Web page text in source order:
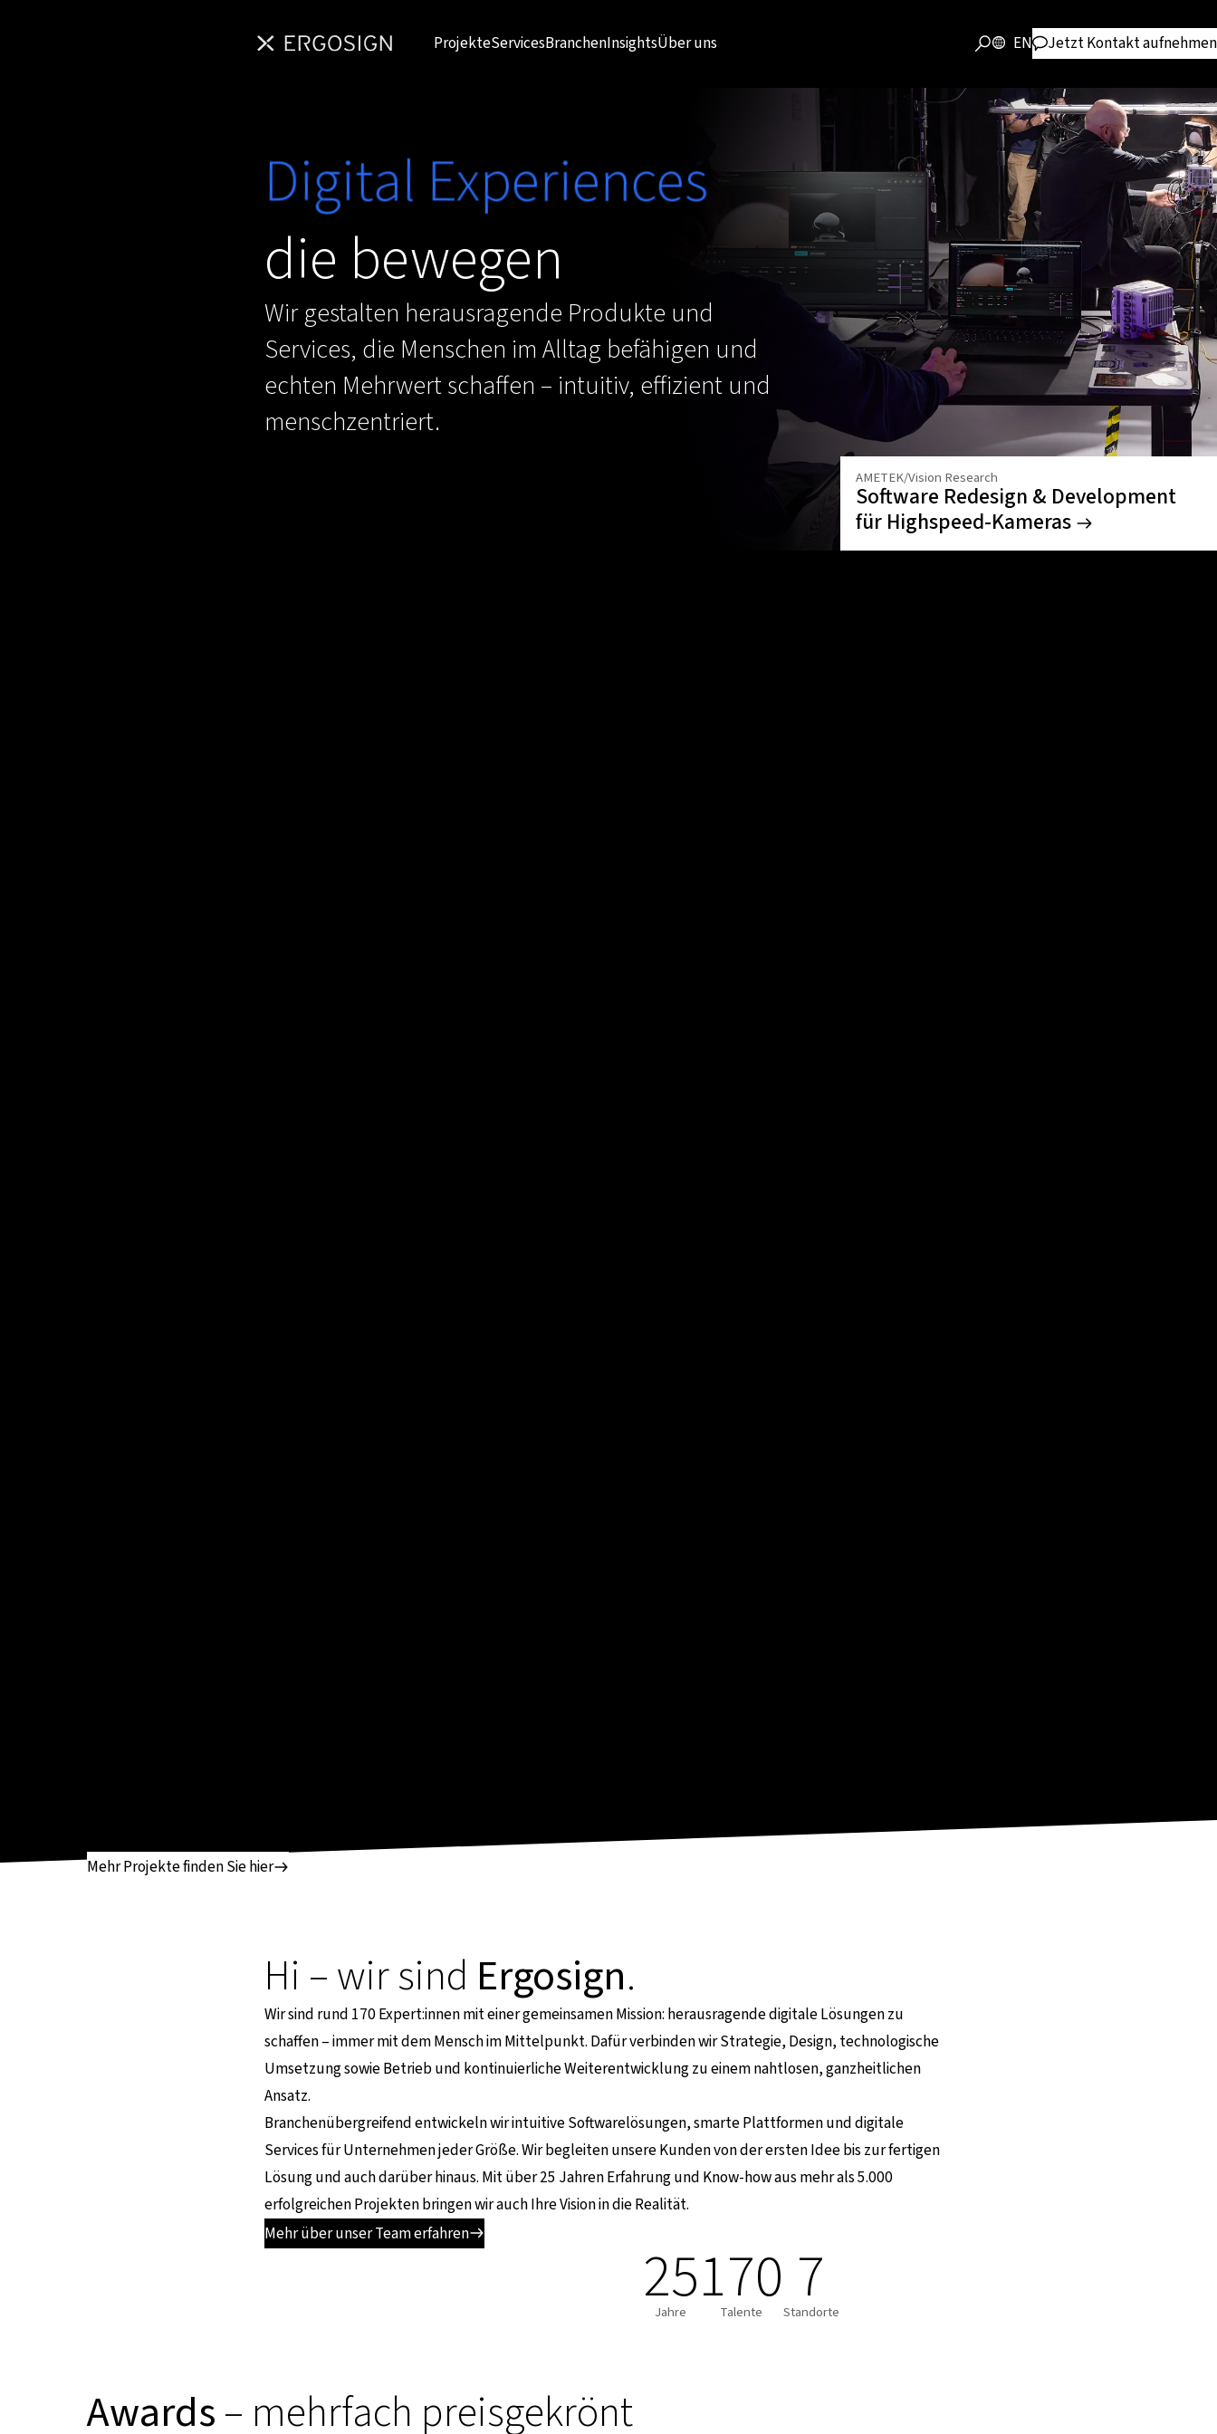
ProjekteServicesBranchenInsightsÜber uns EN Jetzt Kontakt aufnehmen
Digital Experiences
die bewegen
Wir gestalten herausragende Produkte und
Services, die Menschen im Alltag befähigen und
echten Mehrwert schaffen – intuitiv, effizient und
menschzentriert.
AMETEK/Vision Research
Software Redesign & Development
für Highspeed-Kameras
Mehr Projekte finden Sie hier
Hi – wir sind Ergosign.
Wir sind rund 170 Expert:innen mit einer gemeinsamen Mission: herausragende digitale Lösungen zu
schaffen – immer mit dem Mensch im Mittelpunkt. Dafür verbinden wir Strategie, Design, technologische
Umsetzung sowie Betrieb und kontinuierliche Weiterentwicklung zu einem nahtlosen, ganzheitlichen
Ansatz.
Branchenübergreifend entwickeln wir intuitive Softwarelösungen, smarte Plattformen und digitale
Services für Unternehmen jeder Größe. Wir begleiten unsere Kunden von der ersten Idee bis zur fertigen
Lösung und auch darüber hinaus. Mit über 25 Jahren Erfahrung und Know-how aus mehr als 5.000
erfolgreichen Projekten bringen wir auch Ihre Vision in die Realität.
Mehr über unser Team erfahren
25
Jahre 170
Talente 7
Standorte
Awards– mehrfach preisgekrönt